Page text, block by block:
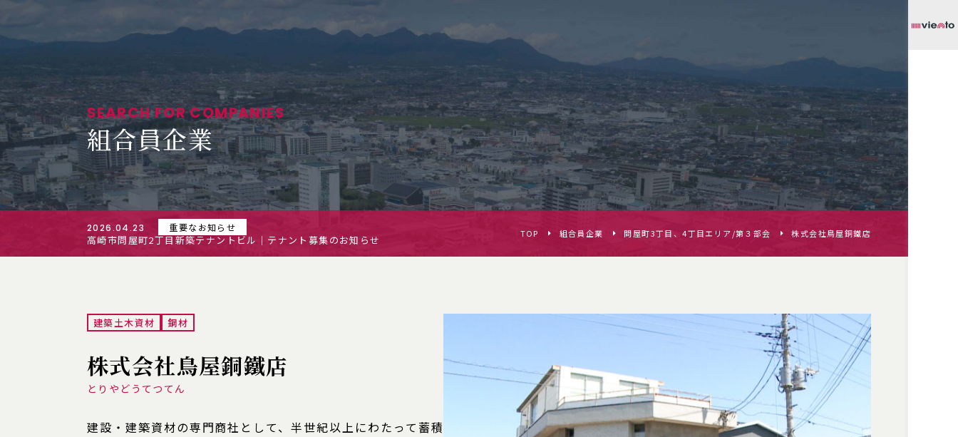
SEARCH FOR COMPANIES
組合員企業
2026.04.23 重要なお知らせ
高崎市問屋町2丁目新築テナントビル｜テナント募集のお知らせ TOP 組合員企業 問屋町3丁目、4丁目エリア/第３部会 株式会社鳥屋銅鐵店
建築土木資材 鋼材
株式会社鳥屋銅鐵店
とりやどうてつてん
建設・建築資材の専門商社として、半世紀以上にわたって蓄積